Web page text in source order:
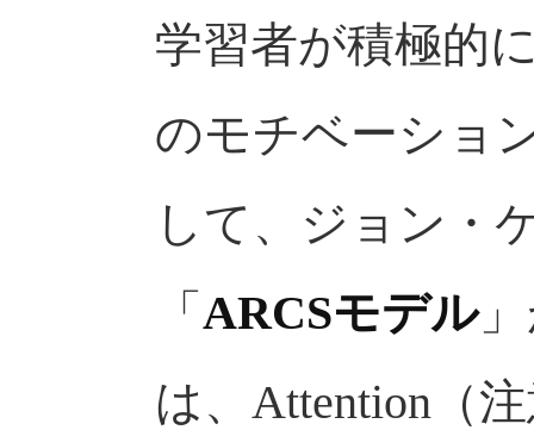
学習者が積極的
のモチベーショ
して、ジョン・
「 ARCSモデル
は、Attention（